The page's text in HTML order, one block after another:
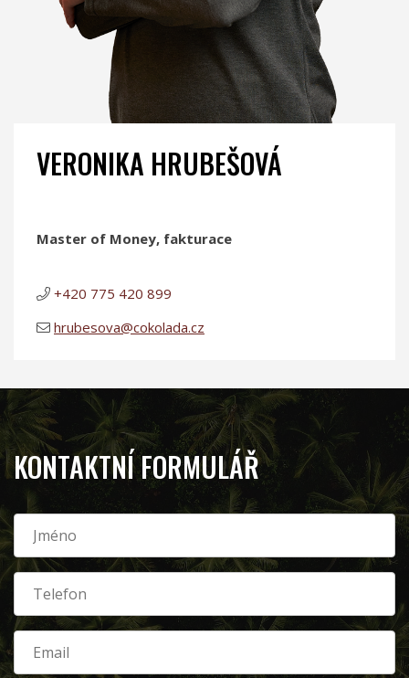
VERONIKA HRUBEŠOVÁ
Master of Money, fakturace
+420 775 420 899
hrubesova@cokolada.cz
KONTAKTNÍ FORMULÁŘ